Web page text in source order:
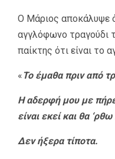
Ο Μάριος αποκάλυψε
αγγλόφωνο τραγούδι
παίκτης ότι είναι το
« Το έμαθα πριν από
Η αδερφή μου με
είναι εκεί και θα
Δεν ήξερα τίποτα.